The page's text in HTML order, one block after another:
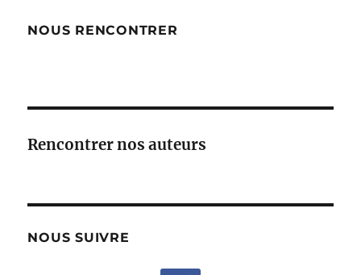
NOUS RENCONTRER
Rencontrer nos auteurs
NOUS SUIVRE